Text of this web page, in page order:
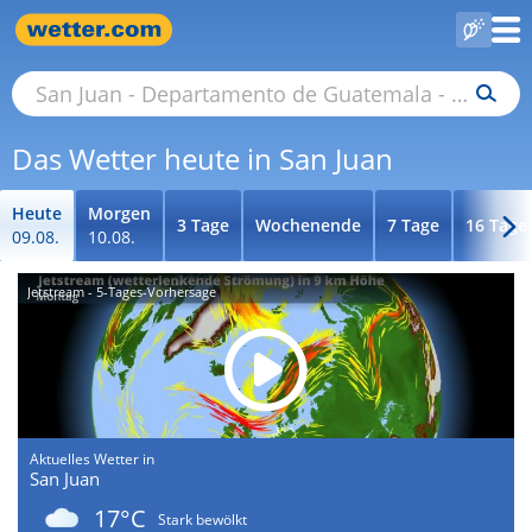
Das Wetter heute in San Juan
Heute
09.08.
Morgen
10.08.
3 Tage Wochenende 7 Tage 16 Tage
Jetstream - 5-Tages-Vorhersage
Aktuelles Wetter in
San Juan
17°C
Stark bewölkt